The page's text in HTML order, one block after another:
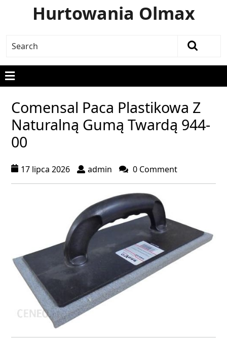
Hurtowania Olmax
Comensal Paca Plastikowa Z
Naturalną Gumą Twardą 944-
00
17 lipca 2026 admin 0 Comment